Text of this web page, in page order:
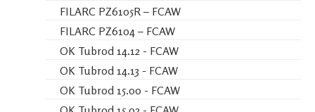
FILARC PZ6105R – FCAW
FILARC PZ6104 – FCAW
OK Tubrod 14.12 - FCAW
OK Tubrod 14.13 - FCAW
OK Tubrod 15.00 - FCAW